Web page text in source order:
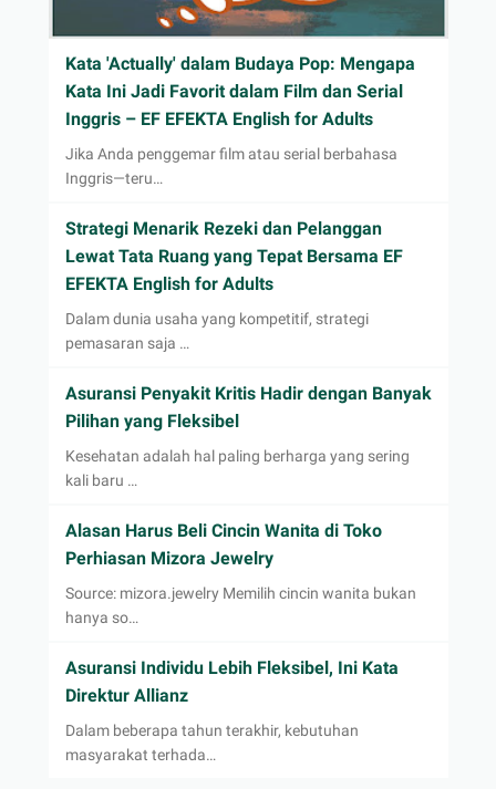
Kata 'Actually' dalam Budaya Pop: Mengapa
Kata Ini Jadi Favorit dalam Film dan Serial
Inggris – EF EFEKTA English for Adults
Jika Anda penggemar film atau serial berbahasa
Inggris—teru…
Strategi Menarik Rezeki dan Pelanggan
Lewat Tata Ruang yang Tepat Bersama EF
EFEKTA English for Adults
Dalam dunia usaha yang kompetitif, strategi
pemasaran saja …
Asuransi Penyakit Kritis Hadir dengan Banyak
Pilihan yang Fleksibel
Kesehatan adalah hal paling berharga yang sering
kali baru …
Alasan Harus Beli Cincin Wanita di Toko
Perhiasan Mizora Jewelry
Source: mizora.jewelry Memilih cincin wanita bukan
hanya so…
Asuransi Individu Lebih Fleksibel, Ini Kata
Direktur Allianz
Dalam beberapa tahun terakhir, kebutuhan
masyarakat terhada…